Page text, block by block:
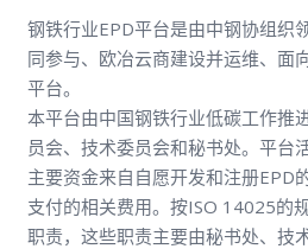
钢铁行业EPD平台是由中钢协组织
同参与、欧冶云商建设并运维、面
平台。
本平台由中国钢铁行业低碳工作推
员会、技术委员会和秘书处。平台
主要资金来自自愿开发和注册EPD
支付的相关费用。按ISO 14025的
职责，这些职责主要由秘书处、技